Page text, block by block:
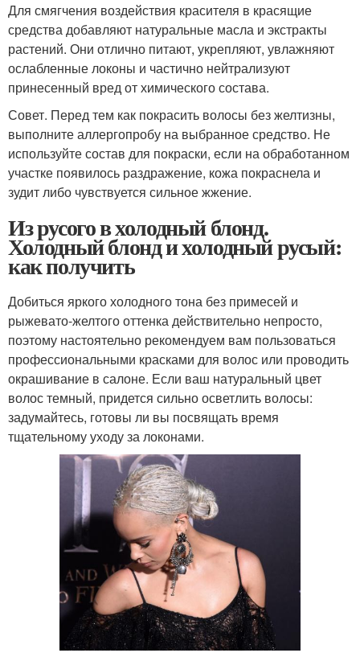
Для смягчения воздействия красителя в красящие
средства добавляют натуральные масла и экстракты
растений. Они отлично питают, укрепляют, увлажняют
ослабленные локоны и частично нейтрализуют
принесенный вред от химического состава.
Совет. Перед тем как покрасить волосы без желтизны,
выполните аллергопробу на выбранное средство. Не
используйте состав для покраски, если на обработанном
участке появилось раздражение, кожа покраснела и
зудит либо чувствуется сильное жжение.
Из русого в холодный блонд.
Холодный блонд и холодный русый:
как получить
Добиться яркого холодного тона без примесей и
рыжевато-желтого оттенка действительно непросто,
поэтому настоятельно рекомендуем вам пользоваться
профессиональными красками для волос или проводить
окрашивание в салоне. Если ваш натуральный цвет
волос темный, придется сильно осветлить волосы:
задумайтесь, готовы ли вы посвящать время
тщательному уходу за локонами.